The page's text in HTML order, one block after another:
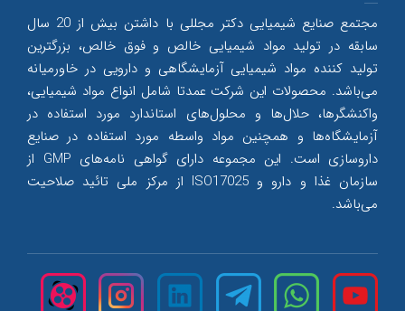
مجتمع صنایع شیمیایی دکتر مجللی با داشتن بیش از 20 سال
سابقه در تولید مواد شیمیایی خالص و فوق خالص، بزرگترین
تولید کننده مواد شیمیایی آزمایشگاهی و دارویی در خاورمیانه
می‌‌باشد. محصولات این شرکت عمدتا شامل انواع مواد شیمیایی،
واکنشگرها، حلال‌‌ها و محلول‌‌های استاندارد مورد استفاده در
آزمایشگاه‌ها و همچنین مواد واسطه مورد استفاده در صنایع
داروسازی است. این مجموعه دارای گواهی نامه‌های GMP از
سازمان غذا و دارو و ISO17025 از مرکز ملی تائید صلاحیت
می‌‌باشد.